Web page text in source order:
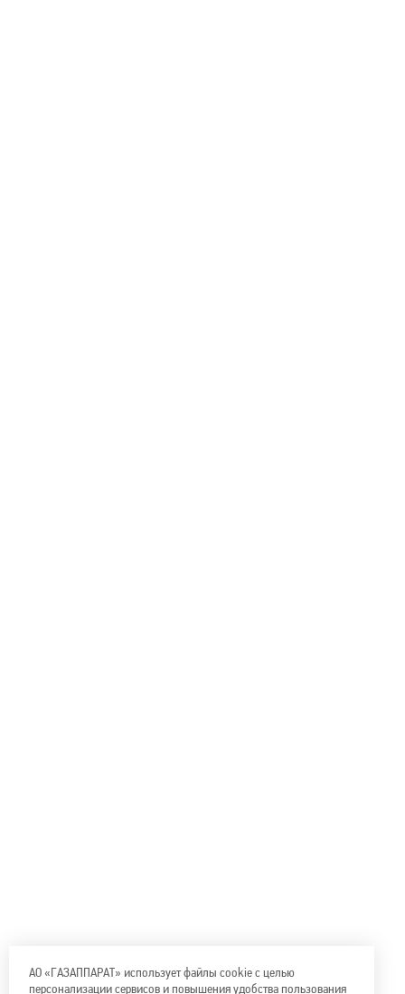
АО «ГАЗАППАРАТ» использует файлы cookie с целью
персонализации сервисов и повышения удобства пользования